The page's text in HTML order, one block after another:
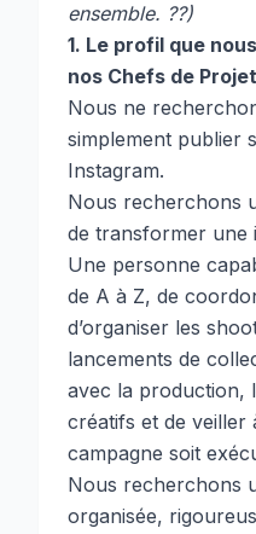
ensemble. ??)
1. Le profil que
nos Chefs de
Nous ne
simplement publier
Instagram.
Nous recherchons
de transformer une
Une personne
de A à Z, de
d’organiser les
lancements de
avec la production,
créatifs et de veiller
campagne soit
Nous recherchons
organisée,